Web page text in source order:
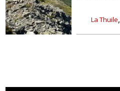
La Thuile,